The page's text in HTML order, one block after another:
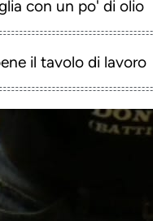
con un po' di olio
il tavolo di lavoro